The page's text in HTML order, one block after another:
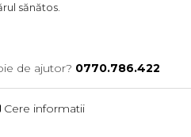
sănătos.
de ajutor? 0770.786.422
Cere informatii